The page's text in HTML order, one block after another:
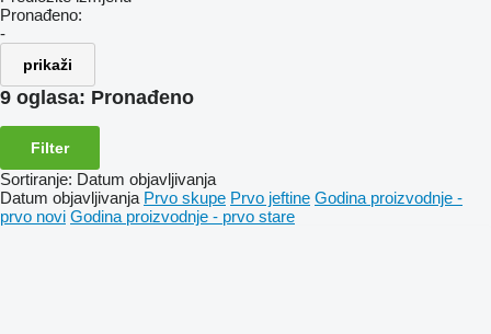
Pronađeno:
-
prikaži
9 oglasa: Pronađeno
Filter
Sortiranje: Datum objavljivanja
Datum objavljivanja Prvo skupe Prvo jeftine Godina proizvodnje -
prvo novi Godina proizvodnje - prvo stare